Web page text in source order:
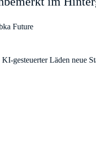
Future
gesteuerter Läden neue